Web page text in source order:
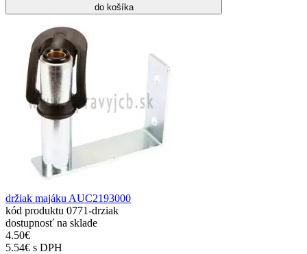
do košíka
držiak majáku AUC2193000
kód produktu 0771-drziak
dostupnosť na sklade
4.50€
5.54€ s DPH